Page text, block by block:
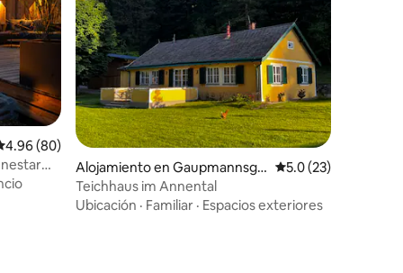
promedio: 4.96 de 5, 80 reseñas
4.96 (80)
Alojamiento en Gaupmannsgr
aben
Calificación
5.0 (23)
Teichhaus im Annental
Ubicación · Familiar · Espacios exteriores